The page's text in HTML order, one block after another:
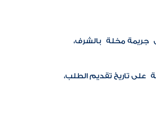
جريمة مخلة بالشرف،
تاريخ تقديم الطلب،